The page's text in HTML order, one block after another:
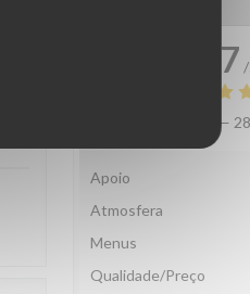
4.7
Avaliação média —
Apoio
Atmosfera
Menus
Qualidade/Preço